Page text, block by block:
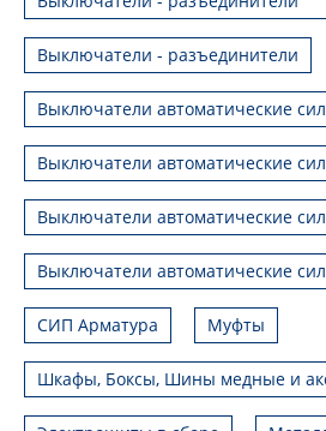
Выключатели - разъединители
Выключатели автоматические
Выключатели автоматические
Выключатели автоматические
Выключатели автоматические
СИП Арматура Муфты
Шкафы, Боксы, Шины медные и